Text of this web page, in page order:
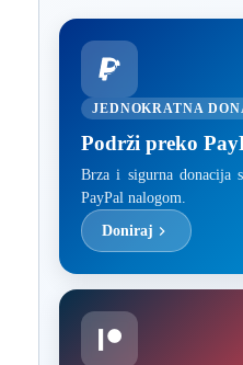
JEDNOKRATNA
Podrži preko
Brza i sigurna
PayPal nalogom.
Doniraj